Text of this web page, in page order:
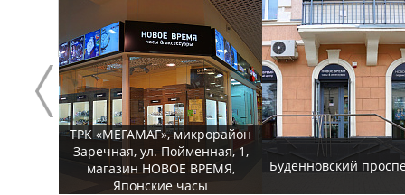
ТРК «МЕГАМАГ», микрорайон
Заречная, ул. Пойменная, 1,
магазин НОВОЕ ВРЕМЯ,
Японские часы
Буденновский